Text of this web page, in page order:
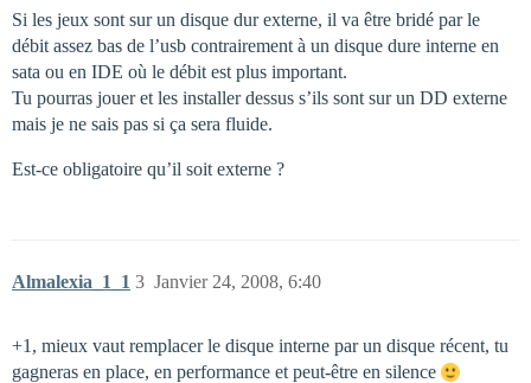
Si les jeux sont sur un disque dur externe, il va être bridé par le
débit assez bas de l’usb contrairement à un disque dure interne en
sata ou en IDE où le débit est plus important.
Tu pourras jouer et les installer dessus s’ils sont sur un DD externe
mais je ne sais pas si ça sera fluide.
Est-ce obligatoire qu’il soit externe ?
Almalexia_1_1 Janvier 24, 2008, 6:40
3
+1, mieux vaut remplacer le disque interne par un disque récent, tu
gagneras en place, en performance et peut-être en silence